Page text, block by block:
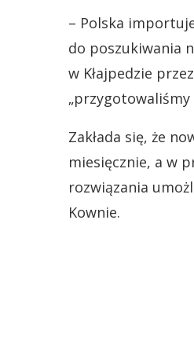
– Polska
do poszukiwania
w Kłajpedzie
Zakłada się, że
miesięcznie, a w
rozwiązania
Kownie.